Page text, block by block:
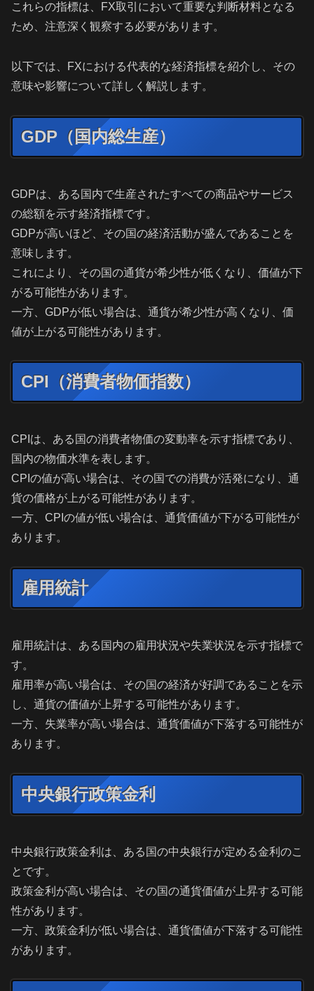
これらの指標は、FX取引において重要な判断材料となる
ため、注意深く観察する必要があります。
以下では、FXにおける代表的な経済指標を紹介し、その
意味や影響について詳しく解説します。
GDP（国内総生産）
GDPは、ある国内で生産されたすべての商品やサービス
の総額を示す経済指標です。
GDPが高いほど、その国の経済活動が盛んであることを
意味します。
これにより、その国の通貨が希少性が低くなり、価値が下
がる可能性があります。
一方、GDPが低い場合は、通貨が希少性が高くなり、価
値が上がる可能性があります。
CPI（消費者物価指数）
CPIは、ある国の消費者物価の変動率を示す指標であり、
国内の物価水準を表します。
CPIの値が高い場合は、その国での消費が活発になり、通
貨の価格が上がる可能性があります。
一方、CPIの値が低い場合は、通貨価値が下がる可能性が
あります。
雇用統計
雇用統計は、ある国内の雇用状況や失業状況を示す指標で
す。
雇用率が高い場合は、その国の経済が好調であることを示
し、通貨の価値が上昇する可能性があります。
一方、失業率が高い場合は、通貨価値が下落する可能性が
あります。
中央銀行政策金利
中央銀行政策金利は、ある国の中央銀行が定める金利のこ
とです。
政策金利が高い場合は、その国の通貨価値が上昇する可能
性があります。
一方、政策金利が低い場合は、通貨価値が下落する可能性
があります。